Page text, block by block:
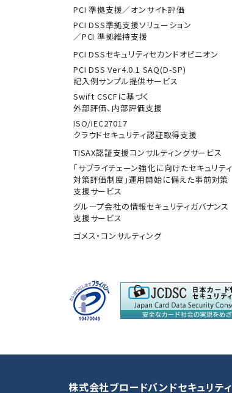
PCI 準拠支援／オンサイト評価
PCI DSS準拠支援ソリューション
／PCI 準拠維持支援
PCI DSSセキュリティセカンドオピニオン
PCI DSS Ver4.0.1 SAQ(D-SP)
記入例サンプル提供サービス
Swift CSCFに基づく
外部評価、内部評価支援
ISO/IEC27017
クラウドセキュリティ認証取得支援
TISAX認証支援コンサルティングサービス
「サプライチェーン強化に向けたセキュリティ
対策評価制度」運用開始に備えた事前対策
支援サービス
グループ会社の情報セキュリティガバナンス
支援サービス
ゴメス・コンサルティング
株式会社ブロードバンドセキュリティ